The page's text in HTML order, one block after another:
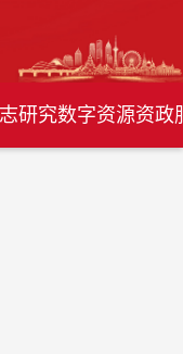
研究数字资源资政